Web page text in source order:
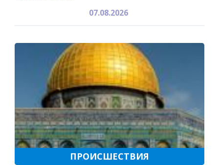
07.08.2026
ПРОИСШЕСТВИЯ